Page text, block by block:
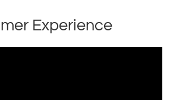
Experience